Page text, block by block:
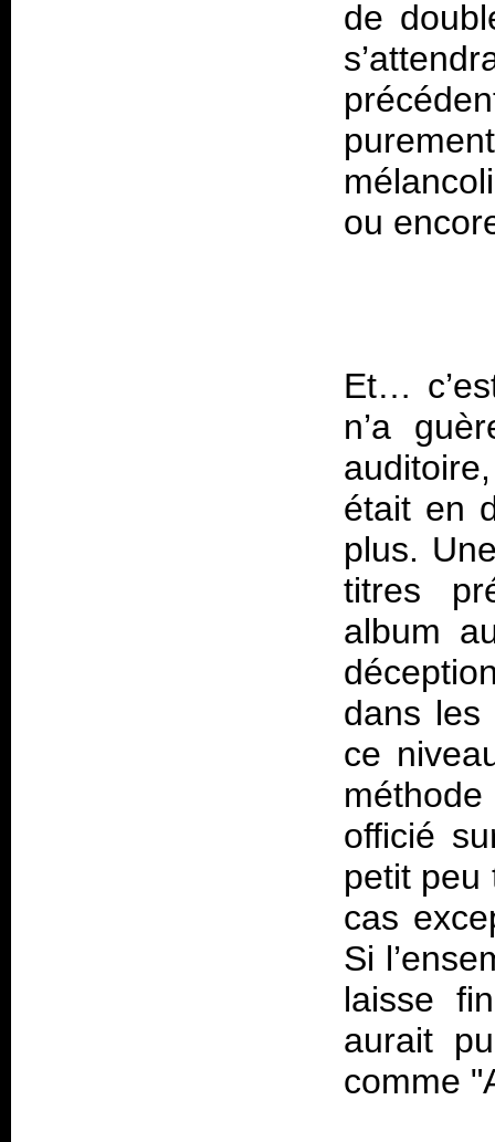
de
ou
Et…
n’a
était en
plus.
titres
album
dans les
ce
officié
petit peu
cas
Si
laisse
aurait
comme